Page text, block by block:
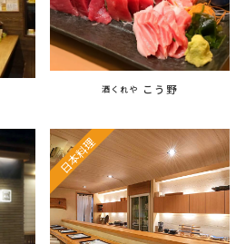
酒くれや こう野
日本料理